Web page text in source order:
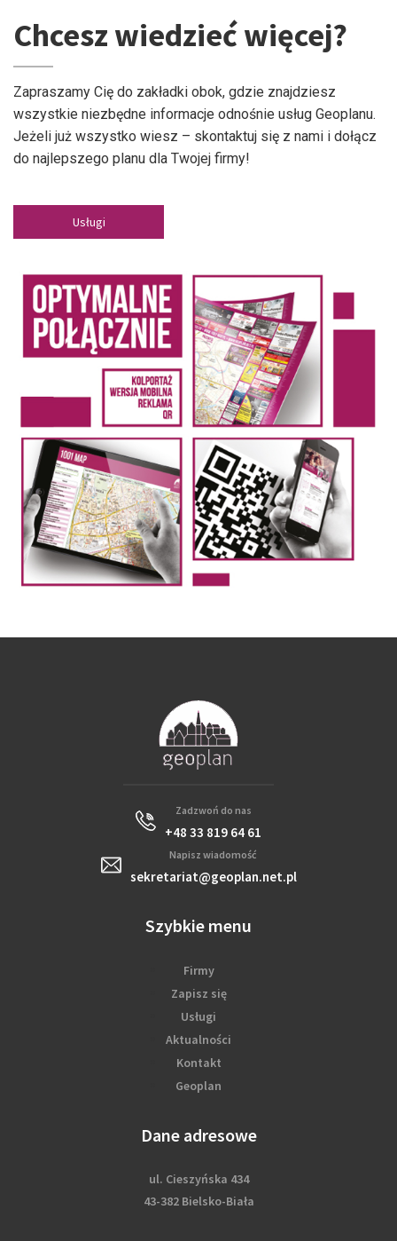
Chcesz wiedzieć więcej?
Zapraszamy Cię do zakładki obok, gdzie znajdziesz
wszystkie niezbędne informacje odnośnie usług Geoplanu.
Jeżeli już wszystko wiesz – skontaktuj się z nami i dołącz
do najlepszego planu dla Twojej firmy!
Usługi
Zadzwoń do nas
+48 33 819 64 61
Napisz wiadomość
sekretariat@geoplan.net.pl
Szybkie menu
Firmy
Zapisz się
Usługi
Aktualności
Kontakt
Geoplan
Dane adresowe
ul. Cieszyńska 434
43-382 Bielsko-Biała